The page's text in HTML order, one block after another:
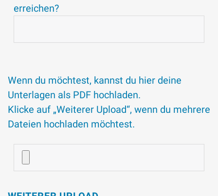
erreichen?
Wenn du möchtest, kannst du hier deine
Unterlagen als PDF hochladen.
Klicke auf „Weiterer Upload“, wenn du mehrere
Dateien hochladen möchtest.